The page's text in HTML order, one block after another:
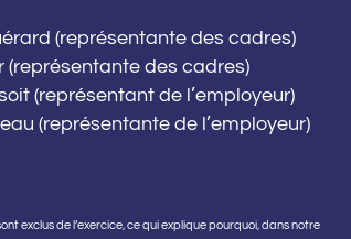
(représentante des cadres)
(représentante des cadres)
(représentant de l’employeur)
(représentante de l’employeur)
exclus de l’exercice, ce qui explique pourquoi, dans notre